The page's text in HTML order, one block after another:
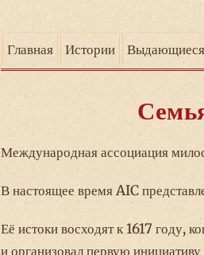
Главная Истории
Международная ассоциация
В настоящее время AIC
Её истоки восходят к 1617
и организовал первую